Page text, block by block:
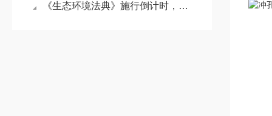
《生态环境法典》施行倒计时，PVC改性材料企业如何应对？